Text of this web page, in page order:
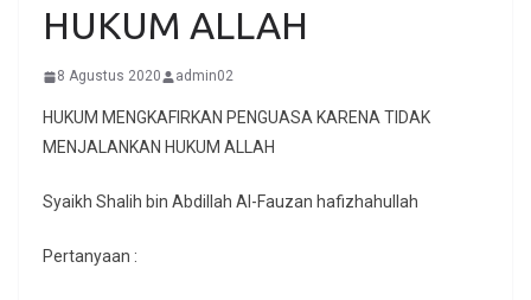
HUKUM ALLAH
8 Agustus 2020 admin02
HUKUM MENGKAFIRKAN PENGUASA KARENA TIDAK
MENJALANKAN HUKUM ALLAH
Syaikh Shalih bin Abdillah Al-Fauzan hafizhahullah
Pertanyaan :